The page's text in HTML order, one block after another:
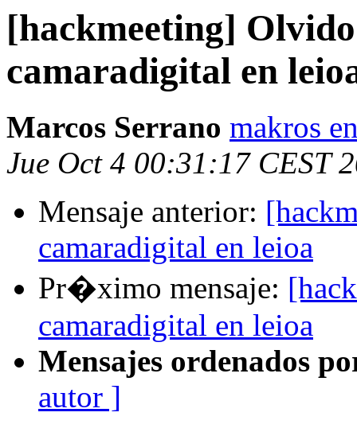
[hackmeeting]
camaradigital en
Marcos Serrano makros
Jue Oct 4 00:31:17 CEST
Mensaje anterior:
camaradigital en leioa
Pr�ximo mensaje:
camaradigital en leioa
Mensajes ordenados
autor ]